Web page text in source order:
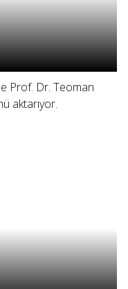
Prof. Dr. Teoman
aktarıyor.